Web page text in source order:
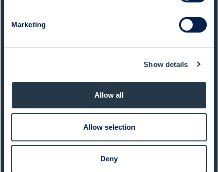
Marketing
Show details
Allow all
Allow selection
Deny
Website: www.midsona.com
1 725,0 SEKm
Share price (yesterday)